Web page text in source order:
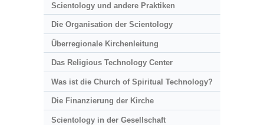
Scientology und andere Praktiken
Die Organisation der Scientology
Überregionale Kirchenleitung
Das Religious Technology Center
Was ist die Church of Spiritual Technology?
Die Finanzierung der Kirche
Scientology in der Gesellschaft